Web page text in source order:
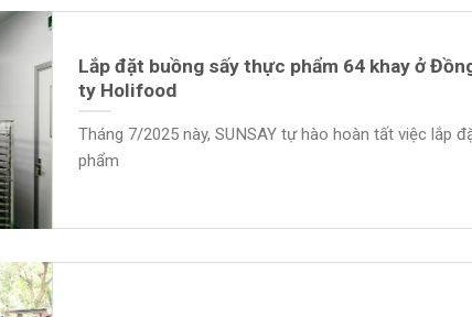
Lắp đặt buồng sấy thực phẩm 64 khay ở
ty Holifood
Tháng 7/2025 này, SUNSAY tự hào hoàn tất việc lắp
phẩm